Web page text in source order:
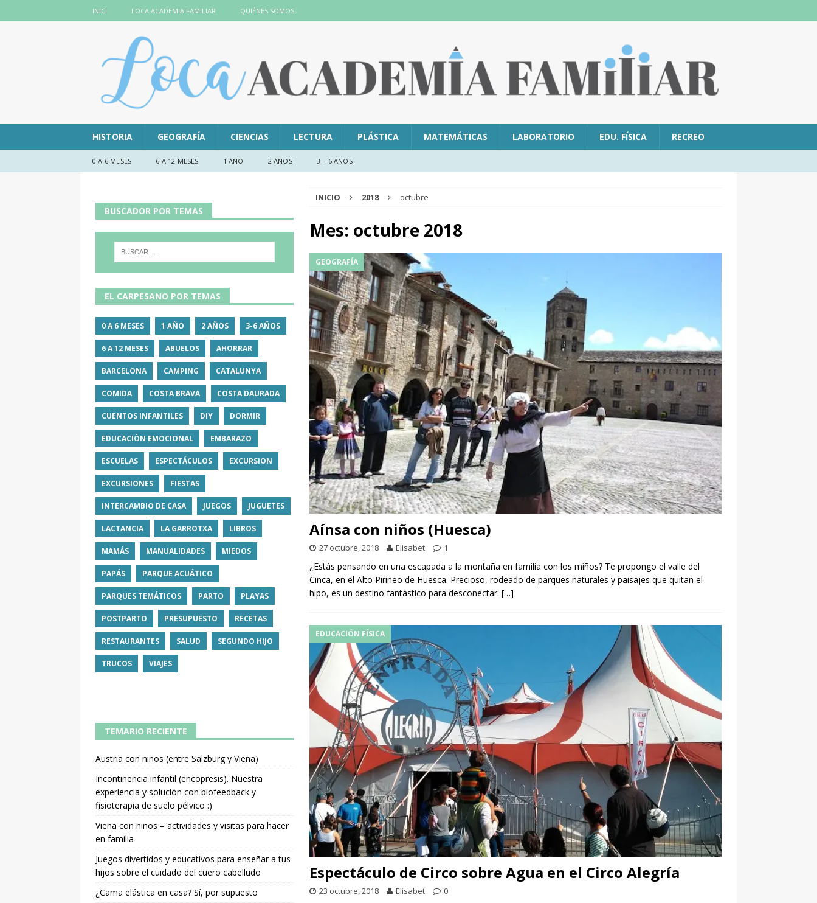
INICI LOCA ACADEMIA FAMILIAR QUIÉNES SOMOS
HISTORIA GEOGRAFÍA CIENCIAS LECTURA PLÁSTICA MATEMÁTICAS LABORATORIO EDU. FÍSICA RECREO
0 A 6 MESES 6 A 12 MESES 1 AÑO 2 AÑOS 3 – 6 AÑOS
INICIO 2018 octubre
Mes: octubre 2018
GEOGRAFÍA
Aínsa con niños (Huesca)
27 octubre, 2018 Elisabet 1
¿Estás pensando en una escapada a la montaña en familia con los miños? Te propongo el valle del
Cinca, en el Alto Pirineo de Huesca. Precioso, rodeado de parques naturales y paisajes que quitan el
hipo, es un destino fantástico para desconectar. […]
EDUCACIÓN FÍSICA
Espectáculo de Circo sobre Agua en el Circo Alegría
23 octubre, 2018 Elisabet 0
BUSCADOR POR TEMAS
EL CARPESANO POR TEMAS
0 A 6 MESES 1 AÑO 2 AÑOS 3-6 AÑOS
6 A 12 MESES ABUELOS AHORRAR
BARCELONA CAMPING CATALUNYA
COMIDA COSTA BRAVA COSTA DAURADA
CUENTOS INFANTILES DIY DORMIR
EDUCACIÓN EMOCIONAL EMBARAZO
ESCUELAS ESPECTÁCULOS EXCURSION
EXCURSIONES FIESTAS
INTERCAMBIO DE CASA JUEGOS JUGUETES
LACTANCIA LA GARROTXA LIBROS
MAMÁS MANUALIDADES MIEDOS
PAPÁS PARQUE ACUÁTICO
PARQUES TEMÁTICOS PARTO PLAYAS
POSTPARTO PRESUPUESTO RECETAS
RESTAURANTES SALUD SEGUNDO HIJO
TRUCOS VIAJES
TEMARIO RECIENTE
Austria con niños (entre Salzburg y Viena)
Incontinencia infantil (encopresis). Nuestra
experiencia y solución con biofeedback y
fisioterapia de suelo pélvico :)
Viena con niños – actividades y visitas para hacer
en familia
Juegos divertidos y educativos para enseñar a tus
hijos sobre el cuidado del cuero cabelludo
¿Cama elástica en casa? Sí, por supuesto